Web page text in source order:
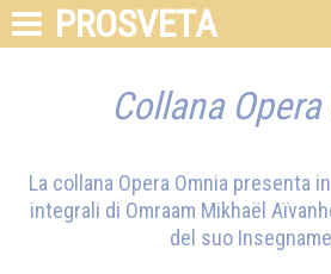
PROSVETA
Collana
La collana Opera Omnia presenta
integrali di Omraam Mikhaël
del suo